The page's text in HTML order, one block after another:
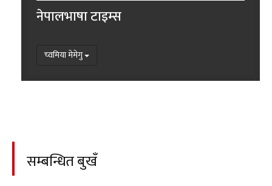
नेपालभाषा टाइम्स
च्वमिया मेमेगु
सम्बन्धित बुखँ